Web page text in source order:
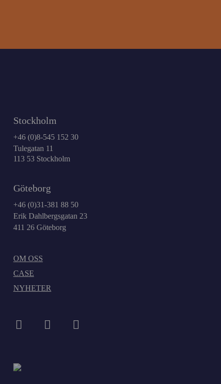
Stockholm
+46 (0)8-545 152 30
Tulegatan 11
113 53 Stockholm
Göteborg
+46 (0)31-381 88 50
Erik Dahlbergsgatan 23
411 26 Göteborg
OM OSS
CASE
NYHETER